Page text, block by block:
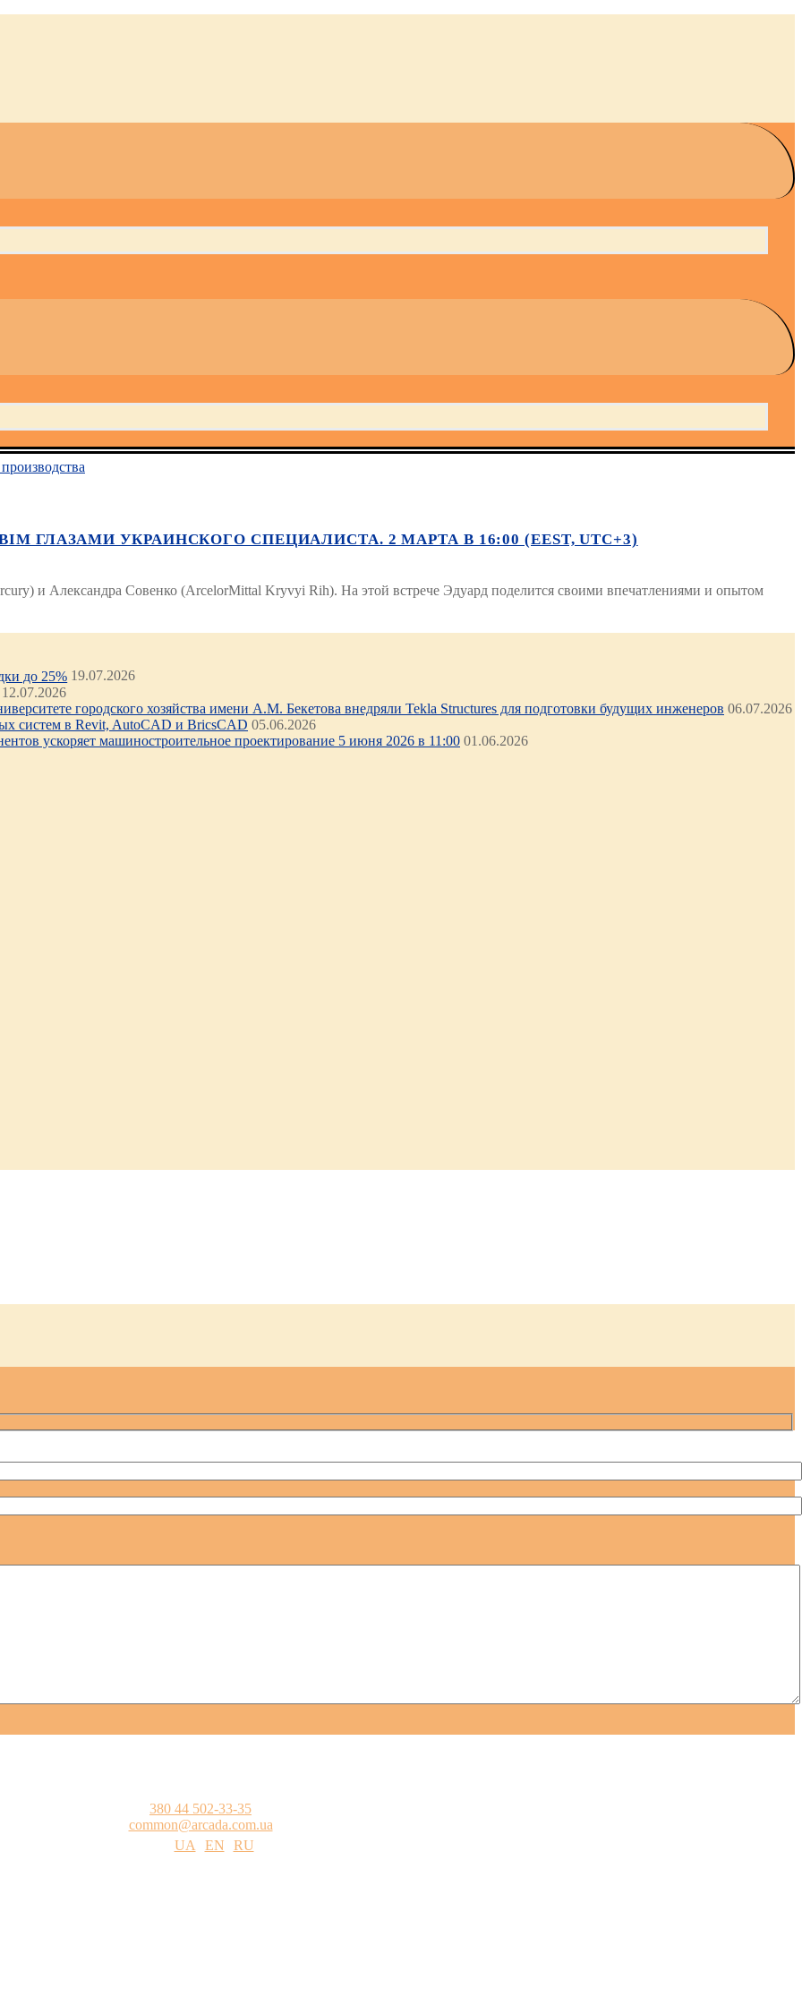
ГЛАЗАМИ УКРАИНСКОГО СПЕЦИАЛИСТА. 2 МАРТА В 16:00 (EEST, UTC+3)
и Александра Совенко (ArcelorMittal Kryvyi Rih). На этой встрече Эдуард поделится своими впечатлениями и опытом
до 25% 19.07.2026
12.07.2026
городского хозяйства имени А.М. Бекетова внедряли Tekla Structures для подготовки будущих инженеров 06.07.2026
систем в Revit, AutoCAD и BricsCAD 05.06.2026
ускоряет машиностроительное проектирование 5 июня 2026 в 11:00 01.06.2026
380 44 502-33-35
common@arcada.com.ua
UA
EN
RU